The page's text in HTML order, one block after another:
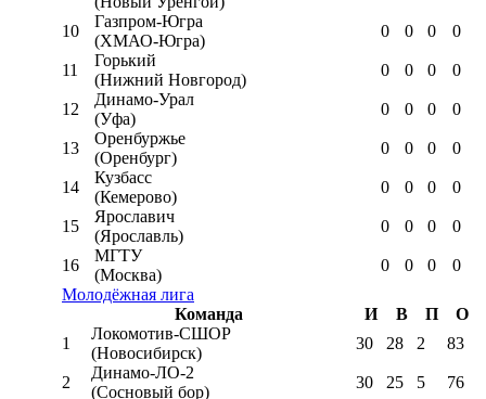
10
Газпром-Югра
(ХМАО-Югра)
0 0 0 0
11
Горький
(Нижний Новгород)
0 0 0 0
12
Динамо-Урал
(Уфа)
0 0 0 0
13
Оренбуржье
(Оренбург)
0 0 0 0
14
Кузбасс
(Кемерово)
0 0 0 0
15
Ярославич
(Ярославль)
0 0 0 0
16
МГТУ
(Москва)
0 0 0
0
Молодёжная лига
Команда
И В П
О
1
Локомотив-CШОР
(Новосибирск)
30 28 2 83
2
Динамо-ЛО-2
(Сосновый бор)
30 25 5 76